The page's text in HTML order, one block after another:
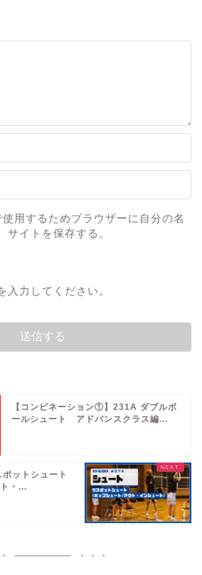
用するためブラウザーに自分の名
サイトを保存する。
入力してください。
【コンビネーション①】231A ダブルボ
ールシュート アドバンスクラス編...
ットシュート
・...